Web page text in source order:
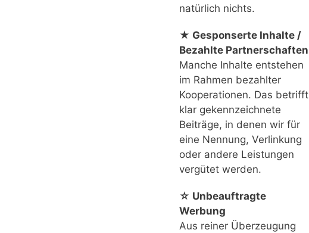
natürlich nichts.
★ Gesponserte Inhalte /
Bezahlte Partnerschaften
Manche Inhalte entstehen
im Rahmen bezahlter
Kooperationen. Das betrifft
klar gekennzeichnete
Beiträge, in denen wir für
eine Nennung, Verlinkung
oder andere Leistungen
vergütet werden.
☆ Unbeauftragte
Werbung
Aus reiner Überzeugung